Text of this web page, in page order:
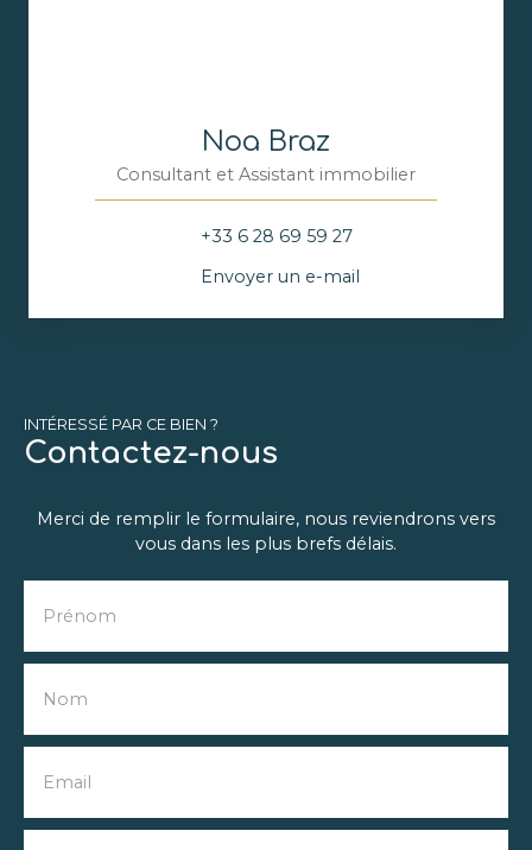
Noa Braz
Consultant et Assistant immobilier
+33 6 28 69 59 27
Envoyer un e-mail
INTÉRESSÉ PAR CE BIEN ?
Contactez-nous
Merci de remplir le formulaire, nous reviendrons vers
vous dans les plus brefs délais.
Prénom
Nom
Email